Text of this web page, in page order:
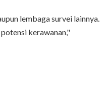
lembaga survei lainnya.
kerawanan,"